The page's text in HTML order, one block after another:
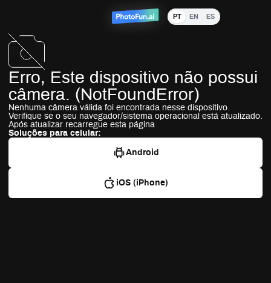
PT EN ES
Erro, Este dispositivo não possui
câmera. ( NotFoundError)
Nenhuma câmera válida foi encontrada nesse dispositivo.
Verifique se o seu navegador/sistema operacional está atualizado.
Após atualizar recarregue esta página
Soluções para celular:
Android
iOS (iPhone)